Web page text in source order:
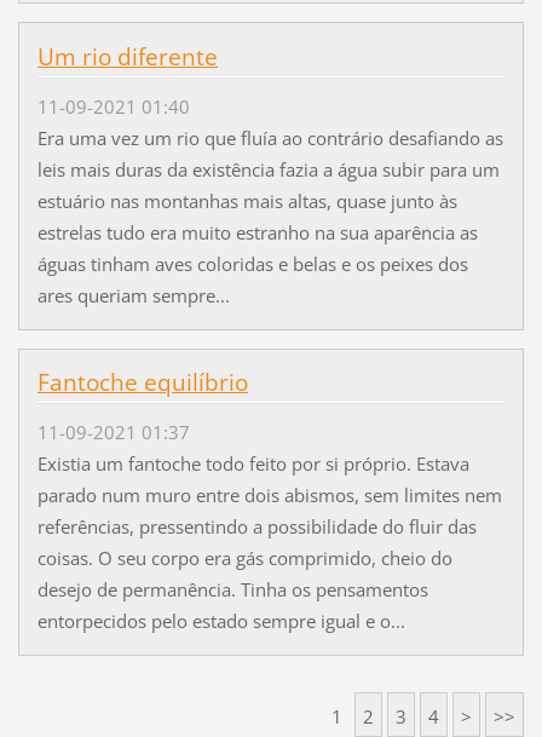
Um rio diferente
11-09-2021 01:40
Era uma vez um rio que fluía ao contrário desafiando as
leis mais duras da existência fazia a água subir para um
estuário nas montanhas mais altas, quase junto às
estrelas tudo era muito estranho na sua aparência as
águas tinham aves coloridas e belas e os peixes dos
ares queriam sempre...
Fantoche equilíbrio
11-09-2021 01:37
Existia um fantoche todo feito por si próprio. Estava
parado num muro entre dois abismos, sem limites nem
referências, pressentindo a possibilidade do fluir das
coisas. O seu corpo era gás comprimido, cheio do
desejo de permanência. Tinha os pensamentos
entorpecidos pelo estado sempre igual e o...
1 2 3 4 > >>